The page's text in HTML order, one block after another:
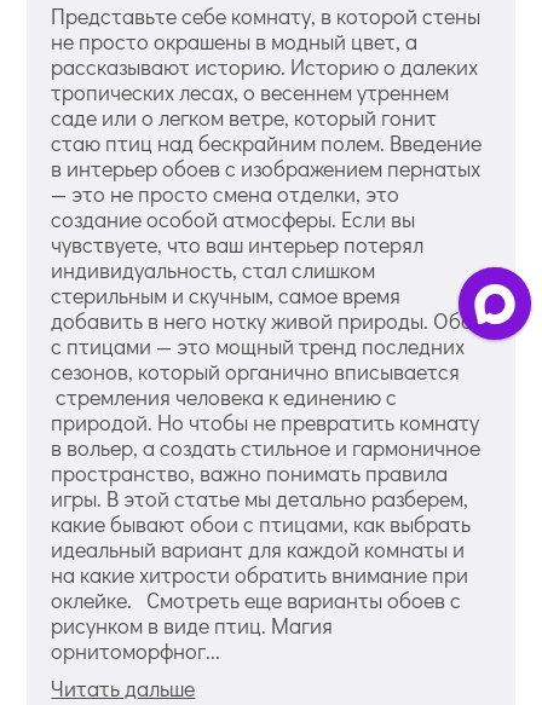
Представьте себе комнату, в которой стены
не просто окрашены в модный цвет, а
рассказывают историю. Историю о далеких
тропических лесах, о весеннем утреннем
саде или о легком ветре, который гонит
стаю птиц над бескрайним полем. Введение
в интерьер обоев с изображением пернатых
— это не просто смена отделки, это
создание особой атмосферы. Если вы
чувствуете, что ваш интерьер потерял
индивидуальность, стал слишком
стерильным и скучным, самое время
добавить в него нотку живой природы. Обои
с птицами — это мощный тренд последних
сезонов, который органично вписывается
стремления человека к единению с
природой. Но чтобы не превратить комнату
в вольер, а создать стильное и гармоничное
пространство, важно понимать правила
игры. В этой статье мы детально разберем,
какие бывают обои с птицами, как выбрать
идеальный вариант для каждой комнаты и
на какие хитрости обратить внимание при
оклейке. Смотреть еще варианты обоев с
рисунком в виде птиц. Магия
орнитоморфног...
Читать дальше